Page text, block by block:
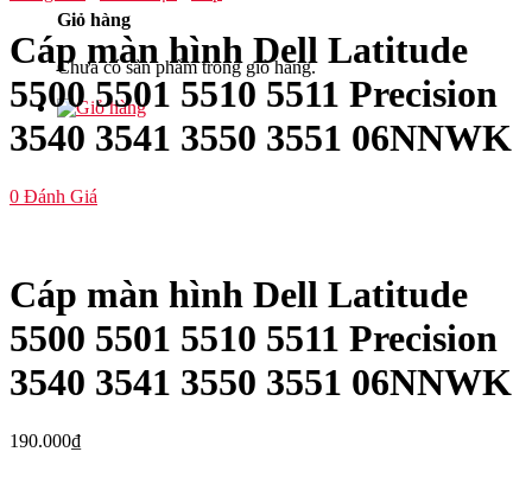
Giỏ hàng
Chưa có sản phẩm trong giỏ hàng.
Cáp màn hình Dell Latitude
5500 5501 5510 5511 Precision
3540 3541 3550 3551 06NNWK
0 Đánh Giá
Cáp màn hình Dell Latitude
5500 5501 5510 5511 Precision
3540 3541 3550 3551 06NNWK
190.000₫